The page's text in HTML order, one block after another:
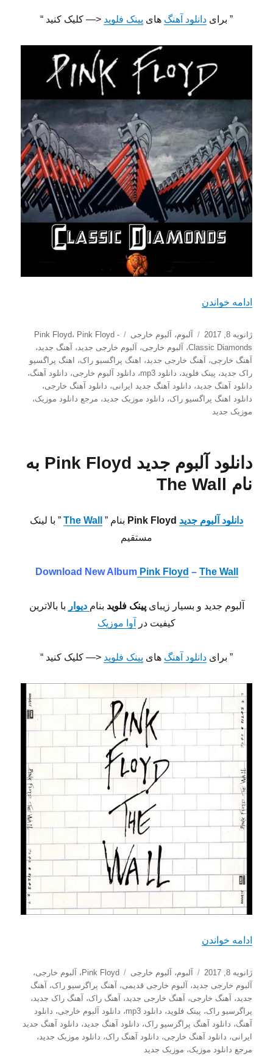
” برای دانلود آهنگ های پینک فلوید <— کلیک کنید “
ادامه خواندن
ارسال
شده
در
ژانویه 8, 2017 دسته‌ها
آلبوم، آلبوم خارجی برچسب‌ها Pink Floyd، Pink Floyd -
Classic Diamonds، آلبوم خارجی، آلبوم خارجی جدید ، آهنگ جدید ،
آهنگ خارجی، آهنگ خارجی جدید ، اهنگ پراگسیو راک، اهنگ پراگسیو
راک جدید ، پینک فلوید ، دانلود mp3 ، دانلود آلبوم خارجی، دانلود آهنگ،
دانلود آهنگ جدید ، دانلود آهنگ جدید ایرانی، دانلود آهنگ خارجی،
دانلود اهنگ پراگسیو راک، دانلود موزیک جدید ، مرجع دانلود موزیک،
موزیک جدید
دانلود آلبوم جدید Pink Floyd به
نام The Wall
دانلود آلبوم جدید بنام ” The Wall ” با لینک
مستقیم
Download New AlbumPink Floyd – The Wall
آلبوم جدید و بسیار زیبایپینک فلوید بنام دیوار با بالاترین
کیفیت در
آوا موزیک
” برای دانلود آهنگ های پینک فلوید <— کلیک کنید “
ادامه خواندن
ارسال
شده
در
ژانویه 8, 2017 دسته‌ها
آلبوم، آلبوم خارجی برچسب‌ها
Pink Floyd ، آلبوم خارجی،
آلبوم خارجی جدید ، آلبوم خارجی قدیمی، آهنگ پراگرسیو راک،
آهنگ
جدید ، آهنگ خارجی، آهنگ خارجی جدید ، آهنگ راک، آهنگ راک جدید ،
پراگرسیو راک، پینک فلوید ، دانلود mp3 ، دانلود آلبوم خارجی، دانلود
آهنگ، دانلود آهنگ پراگرسیو راک، دانلود آهنگ جدید ، دانلود آهنگ جدید
ایرانی، دانلود آهنگ خارجی، دانلود آهنگ راک، دانلود موزیک جدید ،
مرجع دانلود موزیک، موزیک جدید